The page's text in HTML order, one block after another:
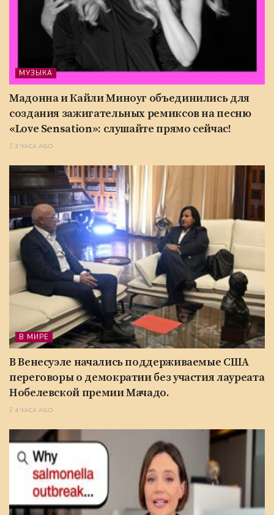
МУЗЫКА
Мадонна и Кайли Миноуг объединились для
создания зажигательных ремиксов на песню
«Love Sensation»: слушайте прямо сейчас!
3 ЧАСА AGO
В МИРЕ
В Венесуэле начались поддерживаемые США
переговоры о демократии без участия лауреата
Нобелевской премии Мачадо.
4 ЧАСА AGO